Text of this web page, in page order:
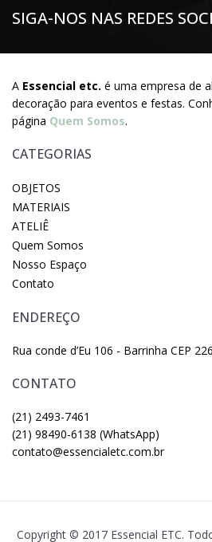
SIGA-NOS NAS REDES
A Essencial etc. é uma empresa de
decoração para eventos e festas.
página Quem Somos.
CATEGORIAS
OBJETOS
MATERIAIS
ATELIÊ
Quem Somos
Nosso Espaço
Contato
ENDEREÇO
Rua conde d’Eu 106 - Barrinha CEP
CONTATO
(21) 2493-7461
(21) 98490-6138 (WhatsApp)
contato@essencialetc.com.br
Copyright © 2017 Essencial ETC.